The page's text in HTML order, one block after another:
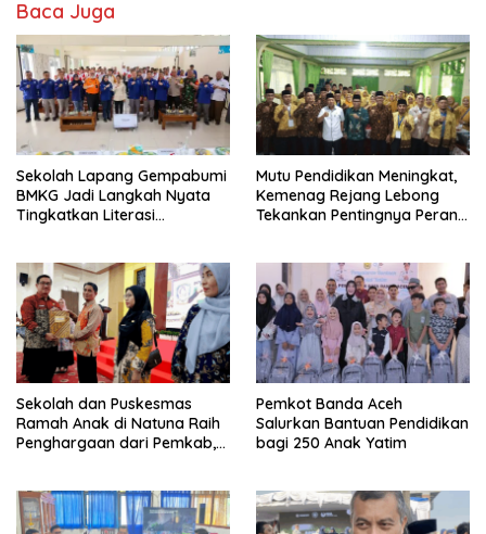
Baca Juga
Sekolah Lapang Gempabumi
BMKG Jadi Langkah Nyata
Tingkatkan Literasi
Mutu Pendidikan Meningkat,
Kemenag Rejang Lebong
Tekankan Pentingnya Peran
Sekolah dan Puskesmas
Ramah Anak di Natuna Raih
Penghargaan dari Pemkab,
Pemkot Banda Aceh
Salurkan Bantuan Pendidikan
bagi 250 Anak Yatim